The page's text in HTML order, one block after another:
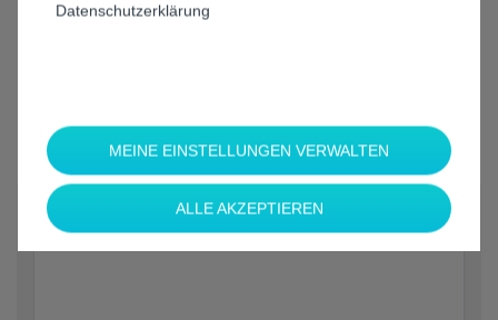
Welche Marke möchten Sie?*
Datenschutzerklärung
MEINE EINSTELLUNGEN VERWALTEN
ALLE AKZEPTIEREN